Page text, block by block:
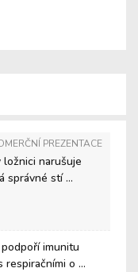
PREZENTACE
narušuje
správné stí ...
imunitu
o ...